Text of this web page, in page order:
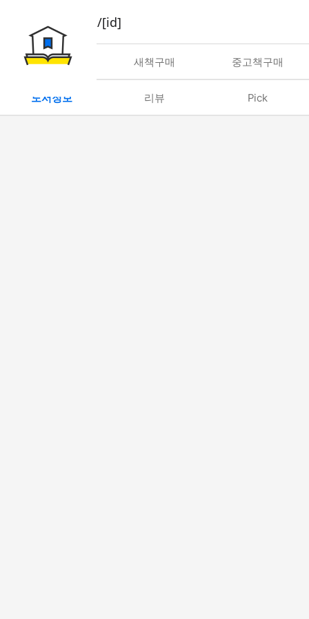
book/rent/[id]
대여 새책구매 중고책구매
도서정보 리뷰 Pick